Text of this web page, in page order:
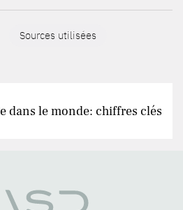
Sources utilisées
dans le monde: chiffres clés